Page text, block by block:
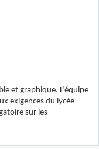
et graphique. L’équipe
exigences du lycée
sur les